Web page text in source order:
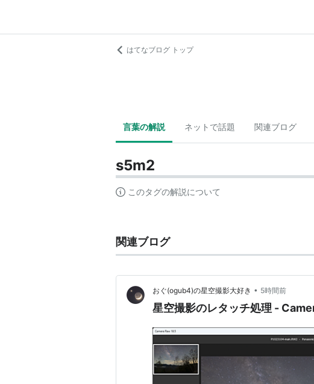
はてなブログ トップ
言葉の解説 ネットで話題 関連ブログ
s5m2
このタグの解説について
関連ブログ
おぐ(ogub4)の星空撮影大好き • 5時間前
星空撮影のレタッチ処理 -